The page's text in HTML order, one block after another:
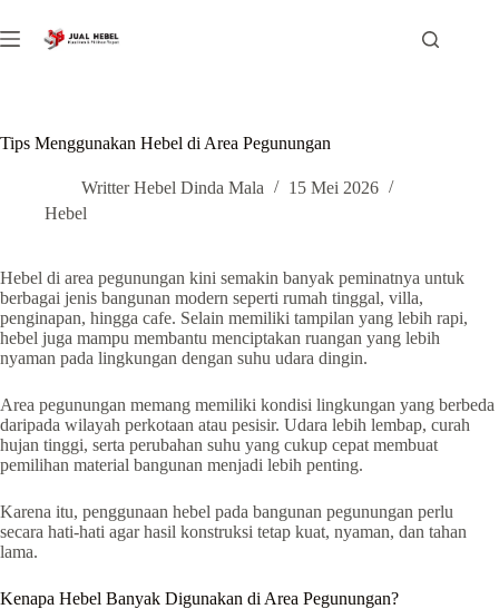
to
content
Tips Menggunakan Hebel di Area Pegunungan
Writter Hebel Dinda Mala
15 Mei 2026
Hebel
Hebel di area pegunungan kini semakin banyak peminatnya untuk
berbagai jenis bangunan modern seperti rumah tinggal, villa,
penginapan, hingga cafe. Selain memiliki tampilan yang lebih rapi,
hebel juga mampu membantu menciptakan ruangan yang lebih
nyaman pada lingkungan dengan suhu udara dingin.
Area pegunungan memang memiliki kondisi lingkungan yang berbeda
daripada wilayah perkotaan atau pesisir. Udara lebih lembap, curah
hujan tinggi, serta perubahan suhu yang cukup cepat membuat
pemilihan material bangunan menjadi lebih penting.
Karena itu, penggunaan hebel pada bangunan pegunungan perlu
secara hati-hati agar hasil konstruksi tetap kuat, nyaman, dan tahan
lama.
Kenapa Hebel Banyak Digunakan di Area Pegunungan?